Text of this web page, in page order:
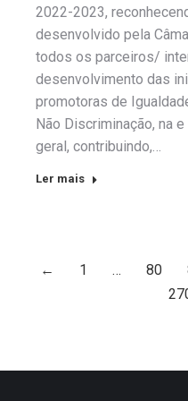
2022-2023,
desenvolvido pela
todos os parceiros/
desenvolvimento das
promotoras de
Não Discriminação, na
geral, contribuindo,…
Ler mais
← 1 … 80